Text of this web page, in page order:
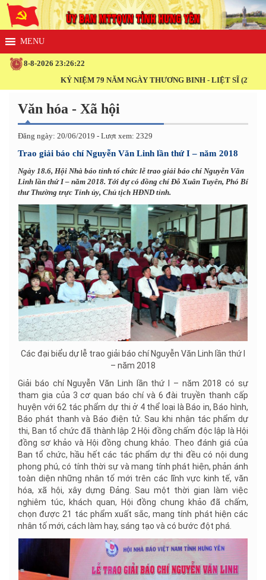
8-8-2026 23:26:22
KỶ NIỆM 79 NĂM NGÀY THƯƠNG BINH - LIỆT SĨ (27/7/1947 -
Văn hóa - Xã hội
Đăng ngày: 20/06/2019 - Lượt xem: 2329
Trao giải báo chí Nguyễn Văn Linh lần thứ I – năm 2018
Ngày 18.6, Hội Nhà báo tỉnh tổ chức lễ trao giải báo chí Nguyễn Văn
Linh lần thứ I – năm 2018. Tới dự có đồng chí Đỗ Xuân Tuyên, Phó Bí
thư Thường trực Tỉnh ủy, Chủ tịch HĐND tỉnh.
Các đại biểu dự lễ trao giải báo chí Nguyễn Văn Linh lần thứ I
– năm 2018
Giải báo chí Nguyễn Văn Linh lần thứ I – năm 2018 có sự
tham gia của 3 cơ quan báo chí và 6 đài truyền thanh cấp
huyện với 62 tác phẩm dự thi ở 4 thể loại là Báo in, Báo hình,
Báo phát thanh và Báo điện tử. Sau khi nhận tác phẩm dự
thi, Ban tổ chức đã thành lập 2 Hội đồng chấm độc lập là Hội
đồng sơ khảo và Hội đồng chung khảo. Theo đánh giá của
Ban tổ chức, hầu hết các tác phẩm dự thi đều có nội dung
phong phú, có tính thời sự và mang tính phát hiện, phản ánh
toàn diện những nhân tố mới trên các lĩnh vực kinh tế, văn
hóa, xã hội, xây dựng Đảng. Sau một thời gian làm việc
nghiêm túc, khách quan, Hội đồng chung khảo đã chấm,
chọn được 21 tác phẩm xuất sắc, mang tính phát hiện các
nhân tố mới, cách làm hay, sáng tạo và có bước đột phá.